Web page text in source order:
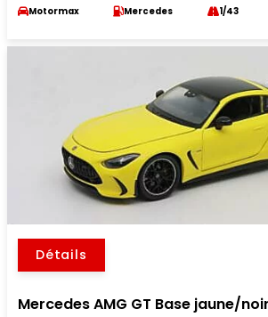
Motormax Mercedes 1/43
Détails
Mercedes AMG GT Base jaune/